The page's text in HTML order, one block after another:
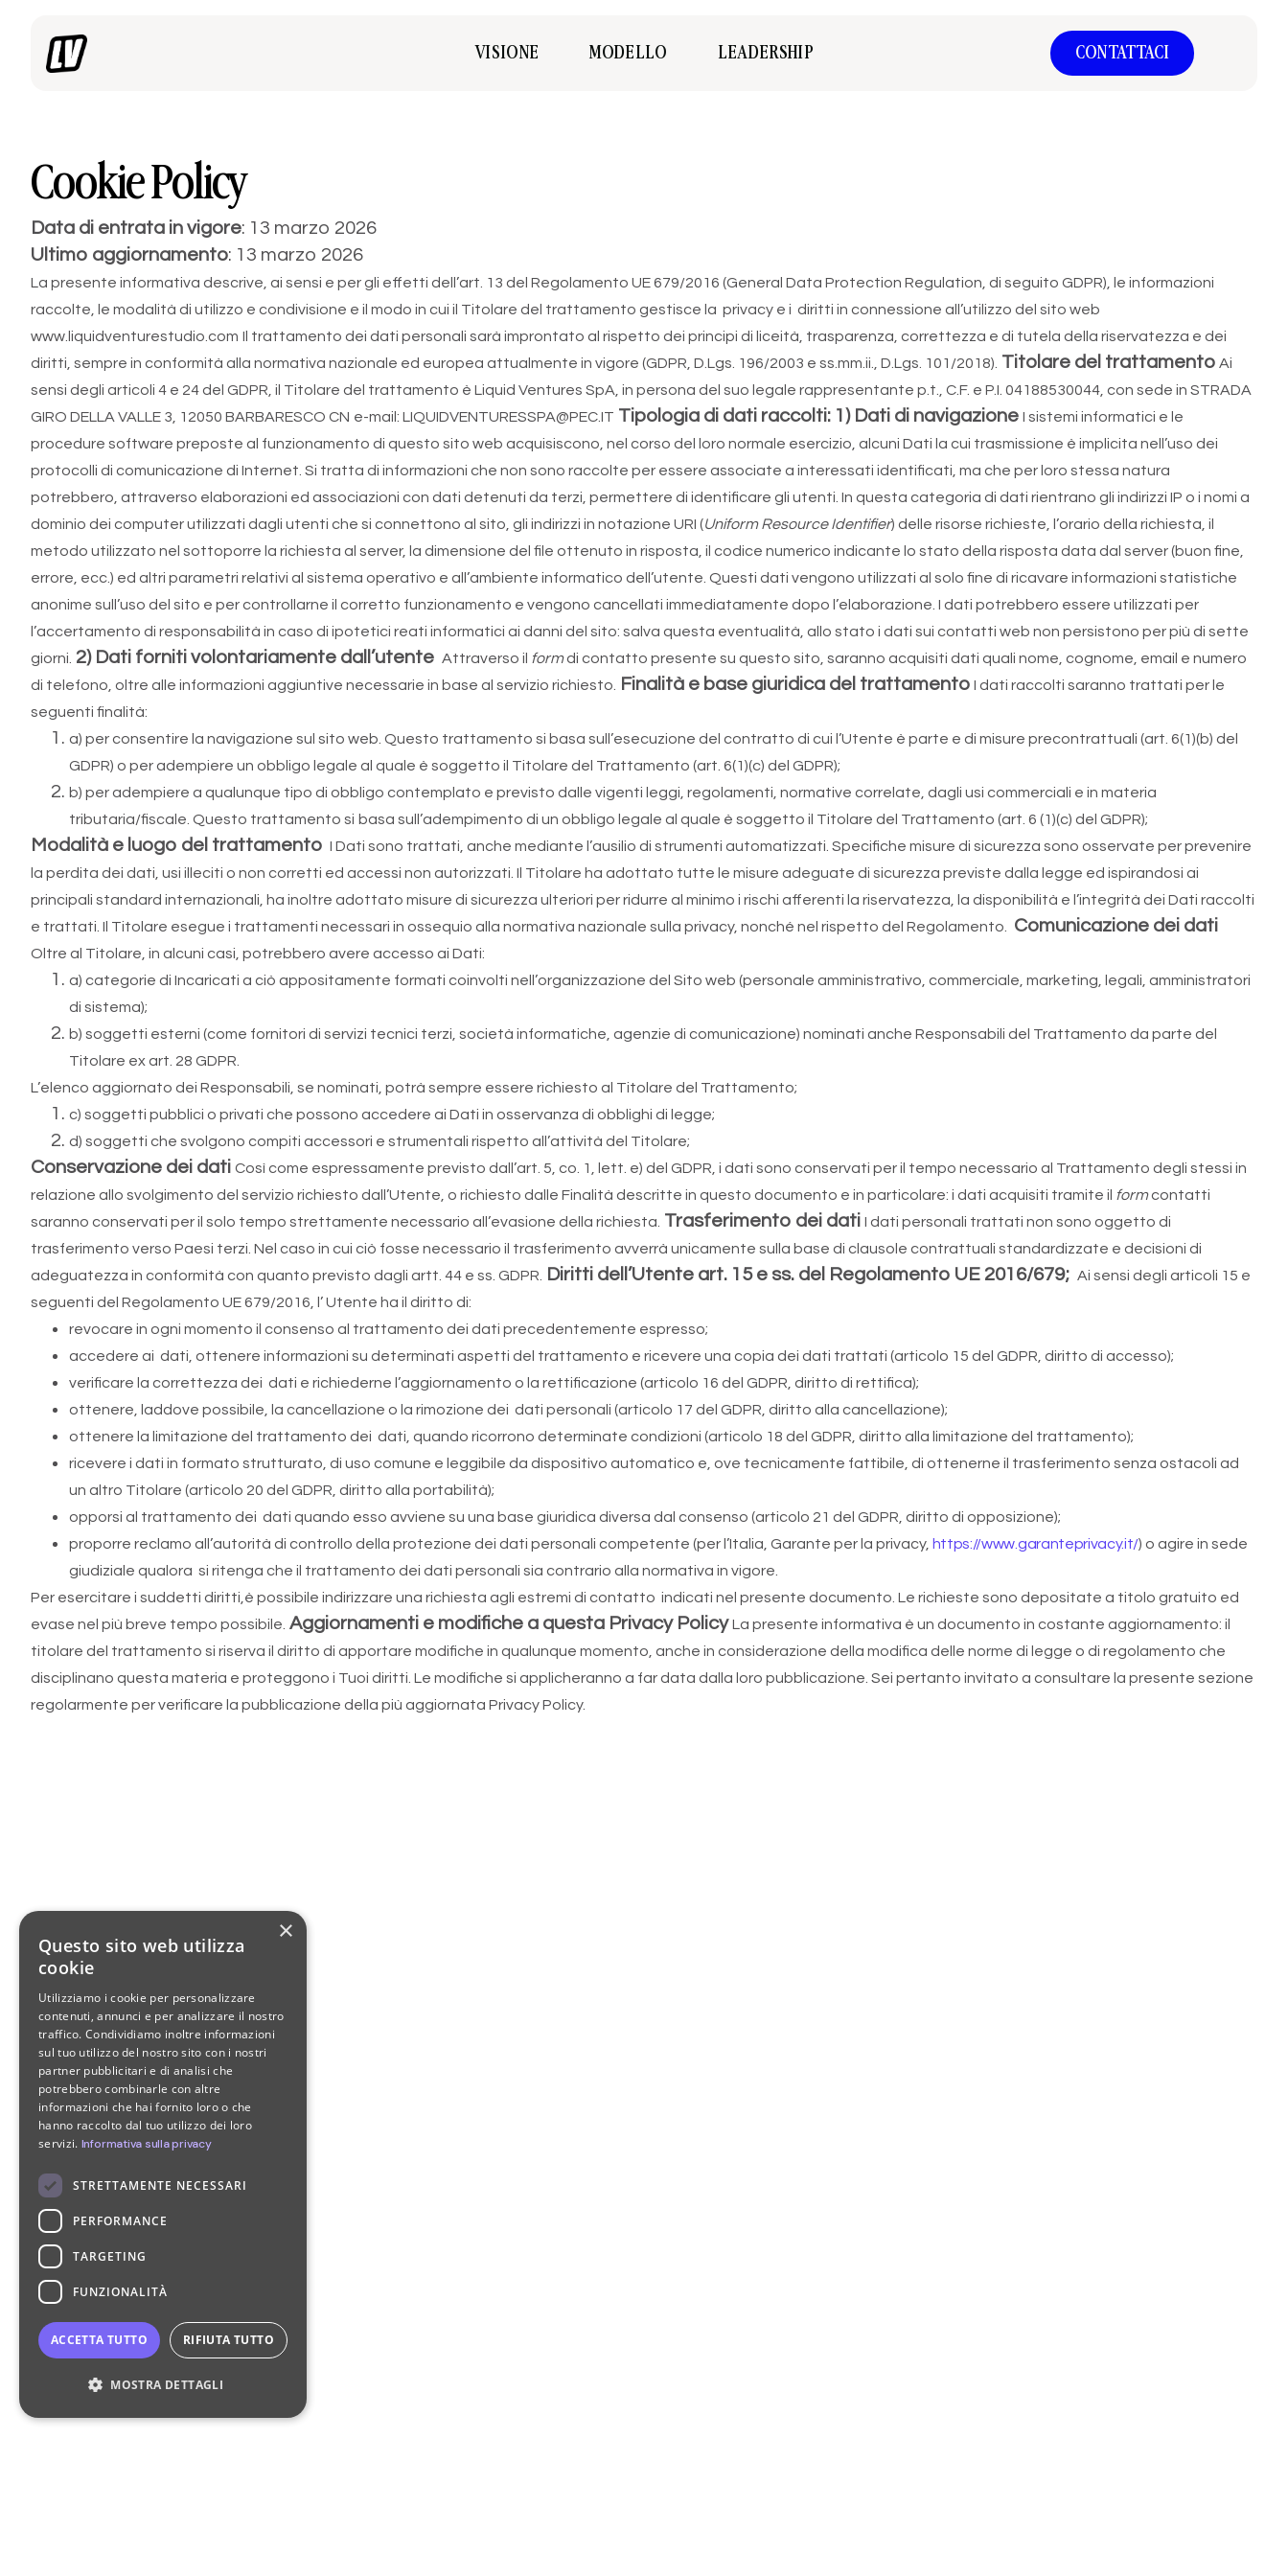
VISIONE MODELLO LEADERSHIP CONTATTACI
Cookie Policy
Data di entrata in vigore: 13 marzo 2026
Ultimo aggiornamento: 13 marzo 2026
La presente informativa descrive, ai sensi e per gli effetti dell’art. 13 del Regolamento UE 679/2016 (General Data Protection Regulation, di seguito GDPR), le informazioni
raccolte, le modalità di utilizzo e condivisione e il modo in cui il Titolare del trattamento gestisce la privacy e i diritti in connessione all’utilizzo del sito web
www.liquidventurestudio.com Il trattamento dei dati personali sarà improntato al rispetto dei principi di liceità, trasparenza, correttezza e di tutela della riservatezza e dei
diritti, sempre in conformità alla normativa nazionale ed europea attualmente in vigore (GDPR, D.Lgs. 196/2003 e ss.mm.ii., D.Lgs. 101/2018). Titolare del trattamento Ai
sensi degli articoli 4 e 24 del GDPR, il Titolare del trattamento è Liquid Ventures SpA, in persona del suo legale rappresentante p.t., C.F. e P.I. 04188530044, con sede in STRADA
GIRO DELLA VALLE 3, 12050 BARBARESCO CN e-mail: LIQUIDVENTURESSPA@PEC.IT Tipologia di dati raccolti: 1) Dati di navigazione I sistemi informatici e le
procedure software preposte al funzionamento di questo sito web acquisiscono, nel corso del loro normale esercizio, alcuni Dati la cui trasmissione è implicita nell’uso dei
protocolli di comunicazione di Internet. Si tratta di informazioni che non sono raccolte per essere associate a interessati identificati, ma che per loro stessa natura
potrebbero, attraverso elaborazioni ed associazioni con dati detenuti da terzi, permettere di identificare gli utenti. In questa categoria di dati rientrano gli indirizzi IP o i nomi a
dominio dei computer utilizzati dagli utenti che si connettono al sito, gli indirizzi in notazione URI (Uniform Resource Identifier) delle risorse richieste, l’orario della richiesta, il
metodo utilizzato nel sottoporre la richiesta al server, la dimensione del file ottenuto in risposta, il codice numerico indicante lo stato della risposta data dal server (buon fine,
errore, ecc.) ed altri parametri relativi al sistema operativo e all’ambiente informatico dell’utente. Questi dati vengono utilizzati al solo fine di ricavare informazioni statistiche
anonime sull’uso del sito e per controllarne il corretto funzionamento e vengono cancellati immediatamente dopo l’elaborazione. I dati potrebbero essere utilizzati per
l’accertamento di responsabilità in caso di ipotetici reati informatici ai danni del sito: salva questa eventualità, allo stato i dati sui contatti web non persistono per più di sette
giorni. 2) Dati forniti volontariamente dall’utente Attraverso il formdi contatto presente su questo sito, saranno acquisiti dati quali nome, cognome, email e numero
di telefono, oltre alle informazioni aggiuntive necessarie in base al servizio richiesto.
Finalità e base giuridica del trattamento I dati raccolti saranno trattati per le
seguenti finalità:
a) per consentire la navigazione sul sito web. Questo trattamento si basa sull’esecuzione del contratto di cui l’Utente è parte e di misure precontrattuali (art. 6(1)(b) del
GDPR) o per adempiere un obbligo legale al quale è soggetto il Titolare del Trattamento (art. 6(1)(c) del GDPR);
b) per adempiere a qualunque tipo di obbligo contemplato e previsto dalle vigenti leggi, regolamenti, normative correlate, dagli usi commerciali e in materia
tributaria/fiscale. Questo trattamento si basa sull’adempimento di un obbligo legale al quale è soggetto il Titolare del Trattamento (art. 6 (1)(c) del GDPR);
Modalità e luogo del trattamento I Dati sono trattati, anche mediante l’ausilio di strumenti automatizzati. Specifiche misure di sicurezza sono osservate per prevenire
la perdita dei dati, usi illeciti o non corretti ed accessi non autorizzati. Il Titolare ha adottato tutte le misure adeguate di sicurezza previste dalla legge ed ispirandosi ai
principali standard internazionali, ha inoltre adottato misure di sicurezza ulteriori per ridurre al minimo i rischi afferenti la riservatezza, la disponibilità e l’integrità dei Dati raccolti
e trattati. Il Titolare esegue i trattamenti necessari in ossequio alla normativa nazionale sulla privacy, nonché nel rispetto del Regolamento.
Comunicazione dei dati
Oltre al Titolare, in alcuni casi, potrebbero avere accesso ai Dati:
a) categorie di Incaricati a ciò appositamente formati coinvolti nell’organizzazione del Sito web (personale amministrativo, commerciale, marketing, legali, amministratori
di sistema);
b) soggetti esterni (come fornitori di servizi tecnici terzi, società informatiche, agenzie di comunicazione) nominati anche Responsabili del Trattamento da parte del
Titolare ex art. 28 GDPR.
L’elenco aggiornato dei Responsabili, se nominati, potrà sempre essere richiesto al Titolare del Trattamento;
c) soggetti pubblici o privati che possono accedere ai Dati in osservanza di obblighi di legge;
d) soggetti che svolgono compiti accessori e strumentali rispetto all’attività del Titolare;
Conservazione dei dati Così come espressamente previsto dall’art. 5, co. 1, lett. e) del GDPR, i dati sono conservati per il tempo necessario al Trattamento degli stessi in
relazione allo svolgimento del servizio richiesto dall’Utente, o richiesto dalle Finalità descritte in questo documento e in particolare: i dati acquisiti tramite il formcontatti
saranno conservati per il solo tempo strettamente necessario all’evasione della richiesta. Trasferimento dei dati I dati personali trattati non sono oggetto di
trasferimento verso Paesi terzi. Nel caso in cui ciò fosse necessario il trasferimento avverrà unicamente sulla base di clausole contrattuali standardizzate e decisioni di
adeguatezza in conformità con quanto previsto dagli artt. 44 e ss. GDPR.
Diritti dell’Utente art. 15 e ss. del Regolamento UE 2016/679; Ai sensi degli articoli 15 e
seguenti del Regolamento UE 679/2016, l’ Utente ha il diritto di:
revocare in ogni momento il consenso al trattamento dei dati precedentemente espresso;
accedere ai dati, ottenere informazioni su determinati aspetti del trattamento e ricevere una copia dei dati trattati (articolo 15 del GDPR, diritto di accesso);
verificare la correttezza dei dati e richiederne l’aggiornamento o la rettificazione (articolo 16 del GDPR, diritto di rettifica);
ottenere, laddove possibile, la cancellazione o la rimozione dei dati personali (articolo 17 del GDPR, diritto alla cancellazione);
ottenere la limitazione del trattamento dei dati, quando ricorrono determinate condizioni (articolo 18 del GDPR, diritto alla limitazione del trattamento);
ricevere i dati in formato strutturato, di uso comune e leggibile da dispositivo automatico e, ove tecnicamente fattibile, di ottenerne il trasferimento senza ostacoli ad
un altro Titolare (articolo 20 del GDPR, diritto alla portabilità);
opporsi al trattamento dei dati quando esso avviene su una base giuridica diversa dal consenso (articolo 21 del GDPR, diritto di opposizione);
proporre reclamo all’autorità di controllo della protezione dei dati personali competente (per l’Italia, Garante per la privacy, https://www.garanteprivacy.it/) o agire in sede
giudiziale qualora si ritenga che il trattamento dei dati personali sia contrario alla normativa in vigore.
Per esercitare i suddetti diritti,è possibile indirizzare una richiesta agli estremi di contatto indicati nel presente documento. Le richieste sono depositate a titolo gratuito ed
evase nel più breve tempo possibile. Aggiornamenti e modifiche a questa Privacy Policy La presente informativa è un documento in costante aggiornamento: il
titolare del trattamento si riserva il diritto di apportare modifiche in qualunque momento, anche in considerazione della modifica delle norme di legge o di regolamento che
disciplinano questa materia e proteggono i Tuoi diritti. Le modifiche si applicheranno a far data dalla loro pubblicazione. Sei pertanto invitato a consultare la presente sezione
regolarmente per verificare la pubblicazione della più aggiornata Privacy Policy.
×
Questo sito web utilizza
cookie
Utilizziamo i cookie per personalizzare
contenuti, annunci e per analizzare il nostro
traffico. Condividiamo inoltre informazioni
sul tuo utilizzo del nostro sito con i nostri
partner pubblicitari e di analisi che
potrebbero combinarle con altre
informazioni che hai fornito loro o che
hanno raccolto dal tuo utilizzo dei loro
servizi. Informativa sulla privacy
STRETTAMENTE NECESSARI
PERFORMANCE
TARGETING
FUNZIONALITÀ
ACCETTA TUTTO RIFIUTA TUTTO
MOSTRA DETTAGLI